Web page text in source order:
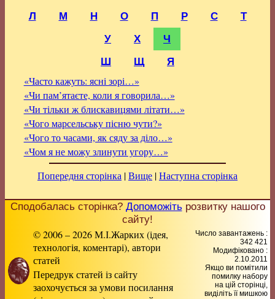
Л
М Н О П Р С
Т
У
Х
Ч
Ш
Щ Я
«Часто кажуть: ясні зорі…»
«Чи пам’ятаєте, коли я говорила…»
«Чи тільки ж блискавицями літати…»
«Чого марсельську пісню чути?»
«Чого то часами, як сяду за діло…»
«Чом я не можу злинути угору…»
Попередня сторінка |Вище |Наступна сторінка
Сподобалась сторінка? Допоможітьрозвитку нашого
сайту!
© 2006 – 2026 М.І.Жарких (ідея,
технологія, коментарі), автори
статей
Передрук статей із сайту
заохочується за умови посилання
Число завантажень :
342 421
Модифіковано :
2.10.2011
Якщо ви помітили
помилку набору
на цiй сторiнцi,
видiлiть її мишкою